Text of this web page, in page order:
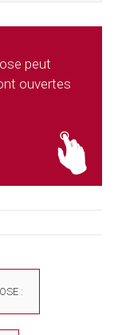
peut
ouvertes
: